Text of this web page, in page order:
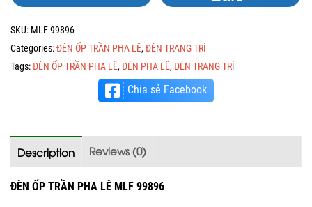
SKU: MLF 99896
Categories:ĐÈN ỐP TRẦN PHA LÊ, ĐÈN TRANG TRÍ
Tags:ĐÈN ỐP TRẦN PHA LÊ, ĐÈN PHA LÊ, ĐÈN TRANG TRÍ
Chia sẻ Facebook
Description Reviews (0)
ĐÈN ỐP TRẦN PHA LÊ MLF 99896